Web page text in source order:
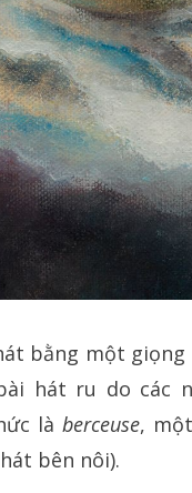
bằng một
hát ru do các
là berceuse,
bên nôi).